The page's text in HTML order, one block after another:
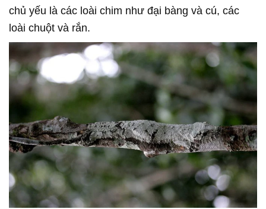
chủ yếu là các loài chim như đại bàng và cú, các
loài chuột và rắn.